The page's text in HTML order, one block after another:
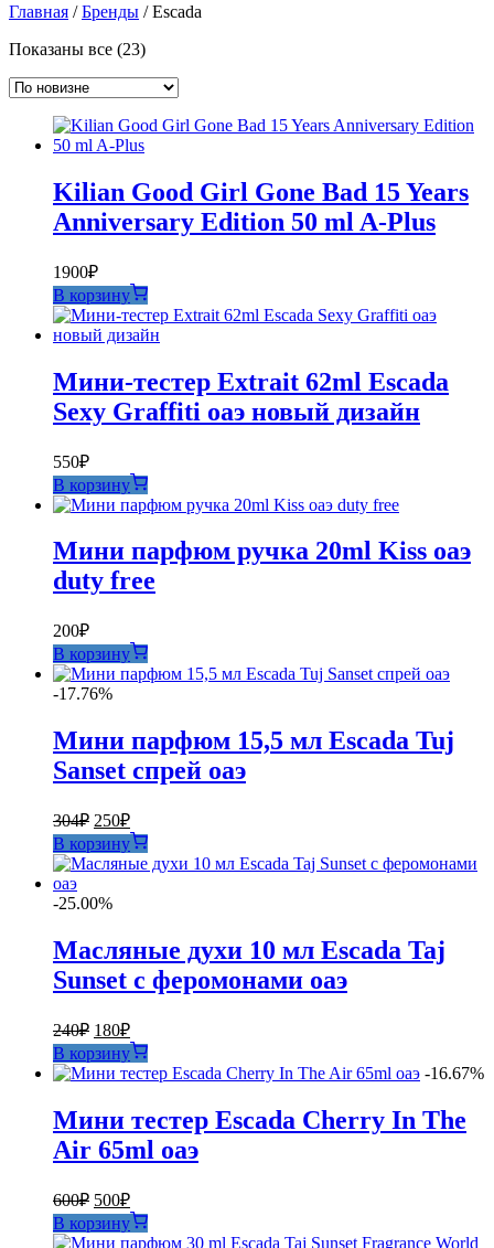
Главная /Бренды / Escada
Показаны все (23)Сортировка:
недавние
Kilian Good Girl Gone Bad 15 Years
Anniversary Edition 50 ml A-Plus
1900₽
В корзину
Мини-тестер Extrait 62ml Escada
Sexy Graffiti оаэ новый дизайн
550₽
В корзину
Мини парфюм ручка 20ml Kiss оаэ
duty free
200₽
В корзину
-17.76%
Мини парфюм 15,5 мл Escada Tuj
Sanset спрей оаэ
304₽ Первоначальная
цена
составляла
250₽Текущая
цена:
250₽.
В корзину
-25.00%
Масляные духи 10 мл Escada Taj
Sunset с феромонами оаэ
240₽ Первоначальная
цена
составляла
180₽Текущая
цена:
180₽.
В корзину
-16.67%
Мини тестер Escada Cherry In The
Air 65ml оаэ
600₽ Первоначальная
цена
составляла
500₽Текущая
цена:
500₽.
В корзину